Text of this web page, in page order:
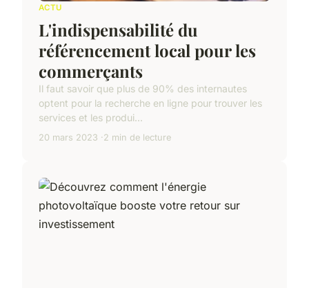
ACTU
L'indispensabilité du
référencement local pour les
commerçants
Il faut savoir que plus de 90% des internautes
optent pour la recherche en ligne pour trouver les
services et les produi...
20 mars 2023 2 min de lecture